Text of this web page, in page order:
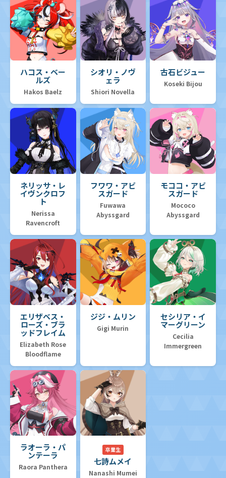
ハコス・ベー
ルズ
Hakos Baelz
シオリ・ノヴ
ェラ
Shiori Novella
古石ビジュー
Koseki Bijou
ネリッサ・レ
イヴンクロフ
ト
Nerissa
Ravencroft
フワワ・アビ
スガード
Fuwawa
Abyssgard
モココ・アビ
スガード
Mococo
Abyssgard
エリザベス・
ローズ・ブラ
ッドフレイム
Elizabeth Rose
Bloodflame
ジジ・ムリン
Gigi Murin
セシリア・イ
マーグリーン
Cecilia
Immergreen
ラオーラ・パ
ンテーラ
Raora Panthera
卒業生
七詩ムメイ
Nanashi Mumei